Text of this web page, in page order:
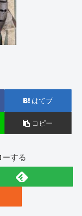
はてブ
コピー
する